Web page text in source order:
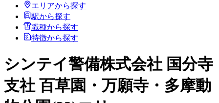
エリアから探す
駅から探す
職種から探す
特徴から探す
シンテイ警備株式会社 国分寺
支社 百草園・万願寺・多摩動